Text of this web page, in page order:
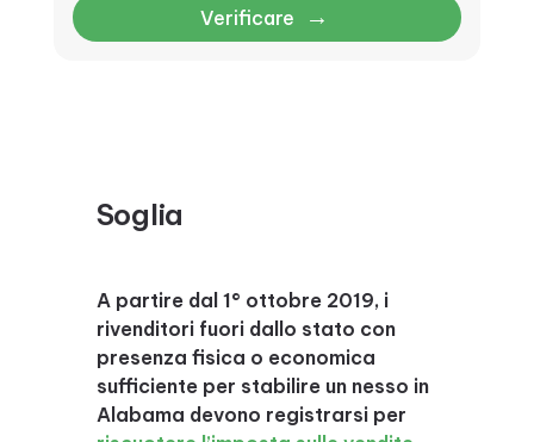
Verificare →
Soglia
A partire dal 1° ottobre 2019, i
rivenditori fuori dallo stato con
presenza fisica o economica
sufficiente per stabilire un nesso in
Alabama devono registrarsi per